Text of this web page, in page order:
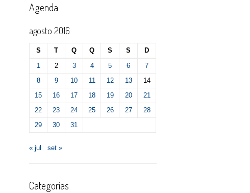
Agenda
agosto 2016
S T Q Q S S
D
1
2 3 4 5 6
7
8
9 10 11 12 13
14
15
16 17 18 19 20
21
22
23 24 25 26 27
28
29
30 31
« jul set »
Categorias